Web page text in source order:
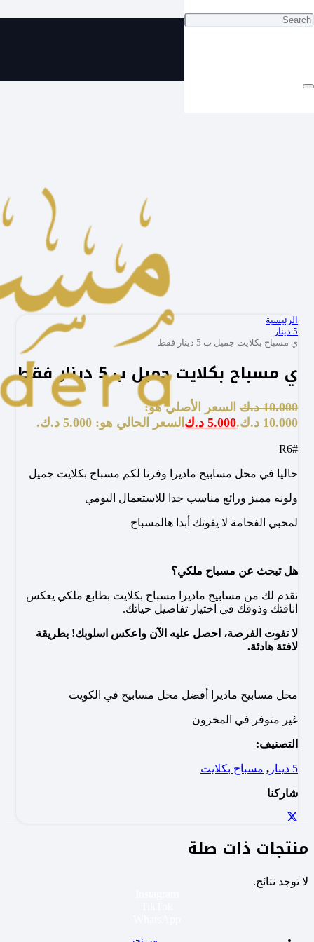
ي مسباح بكلايت جميل ب 5 دينار فقط
الرئيسية
5 دينار
ي مسباح بكلايت جميل ب 5 دينار فقط
ي مسباح بكلايت جميل ب 5 دينار فقط
10.000 د.ك السعر الأصلي هو:
10.000 د.ك.
5.000 د.ك السعر الحالي هو: 5.000 د.ك.
#R6
حاليا في محل مسابيح ماديرا وفرنا لكم مسباح بكلايت جميل
ولونه مميز ورائع مناسب جدا للاستعمال اليومي
لمحبي الفخامة لا يفوتك أبدا هالمسباح
هل تبحث عن مسباح ملكي؟
نقدم لك من مسابيح ماديرا مسباح بكلايت بطابع ملكي يعكس
اناقتك وذوقك في اختيار تفاصيل حياتك.
لا تفوت الفرصة، احصل عليه الآن واعكس اسلوبك! بطريقة
لافتة هادئة.
محل مسابيح ماديرا أفضل محل مسابيح في الكويت
غير متوفر في المخزون
التصنيف:
5 دينار , مسباح بكلايت
شاركنا
منتجات ذات صلة
لا توجد نتائج.